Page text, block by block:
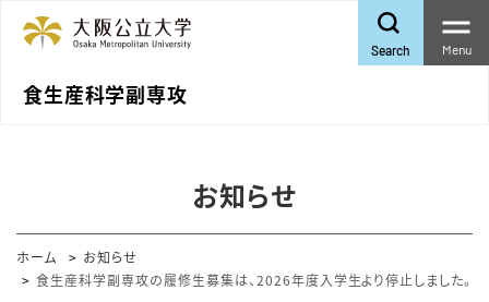
食生産科学副専攻
Search Menu
お知らせ
ホーム
お知らせ
食生産科学副専攻の履修生募集は、2026年度入学生より停止しました。